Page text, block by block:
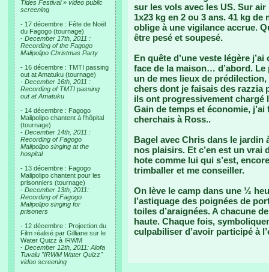
Tides Festival » video public
screening
- 17 décembre : Fête de Noël
du Fagogo (tournage)
- December 17th, 2011 :
Recording of the Fagogo
Malipolipo Christmas Party
- 16 décembre : TMTI passing
out at Amatuku (tournage)
- December 16th, 2011 :
Recording of TMTI passing
out at Amatuku
- 14 décembre : Fagogo
Malipolipo chantent à l'hôpital
(tournage)
- December 14th, 2011 :
Recording of Fagogo
Malipolipo singing at the
hospital
- 13 décembre : Fagogo
Malipolipo chantent pour les
prisonniers (tournage)
- December 13th, 2011:
Recording of Fagogo
Malipolipo singing for
prisoners
- 12 décembre : Projection du
Film réalisé par Gilliane sur le
Water Quizz à IRWM
- December 12th, 2011: Alofa
Tuvalu "IRWM Water Quizz"
video screening
sur les vols avec les US. Sur
1x23 kg en 2 ou 3 ans. 41 kg
oblige à une vigilance accrue.
être pesé et soupesé.
En quête d’une veste légère
face de la maison… d’abord.
un de mes lieux de
chers dont je faisais des razzia
ils ont progressivement
Gain de temps et économie,
cherchais à Ross..
Bagel avec Chris dans le jardin
nos plaisirs. Et c’en est un vrai
hote comme lui qui s’est,
trimballer et me conseiller.
On lève le camp dans une ½
l’astiquage des poignées de
toiles d’araignées. A chacune
haute. Chaque fois,
culpabiliser d’avoir participé à